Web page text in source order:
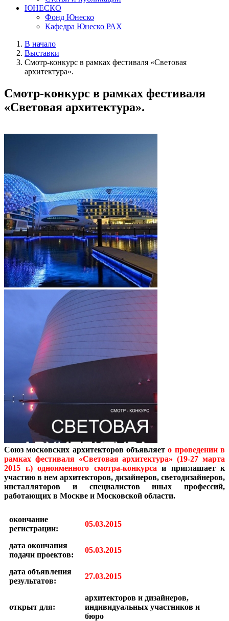
ЮНЕСКО
Фонд Юнеско
Кафедра Юнеско РАХ
В начало
Выставки
Смотр-конкурс в рамках фестиваля «Световая
архитектура».
Смотр-конкурс в рамках фестиваля
«Световая архитектура».
Союз московских архитекторов объявляето проведении в
рамках фестиваля «Световая архитектура» (19-27 марта
2015 г.) одноименного смотра-конкурса и приглашает к
участию в нем архитекторов, дизайнеров, светодизайнеров,
инсталляторов и специалистов иных профессий,
работающих в Москве и Московской области.
окончание
регистрации:
05.03.2015
дата окончания
подачи проектов:
05.03.2015
дата объявления
результатов:
27.03.2015
открыт для:
архитекторов и дизайнеров,
индивидуальных участников и
бюро